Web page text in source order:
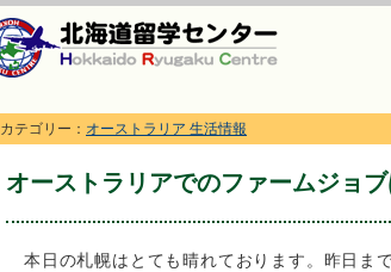
カテゴリー： オーストラリア 生活情報
オーストラリアでのファームジョ
本日の札幌はとても晴れております。昨日ま